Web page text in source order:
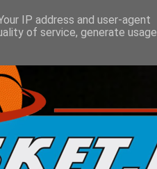
IP address and user-agent
of service, generate usage